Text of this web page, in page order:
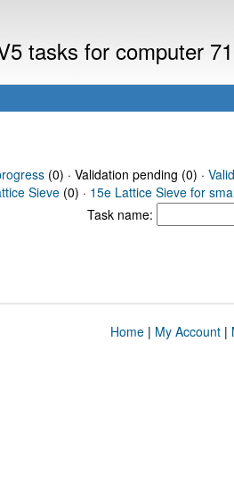
tasks for computer
(0) · Validation pending (0) ·
Sieve (0) · 15e Lattice Sieve for
Task name:
Home| My Account|